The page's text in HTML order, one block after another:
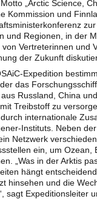
„Arctic Science,
Kommission und
und Regionen, in der
von Vertreterinnen und
der Zukunft
Expedition
das
Russland, China
Treibstoff zu
internationale
Instituts. Neben
Netzwerk
ein, um
„Was in der Arktis
hängt
hinsehen und die
sagt Expeditionsleiter